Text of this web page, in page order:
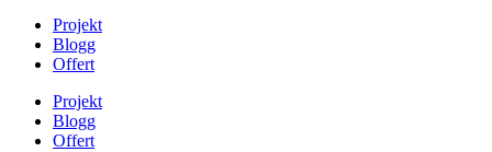
Projekt
Blogg
Offert
Projekt
Blogg
Offert